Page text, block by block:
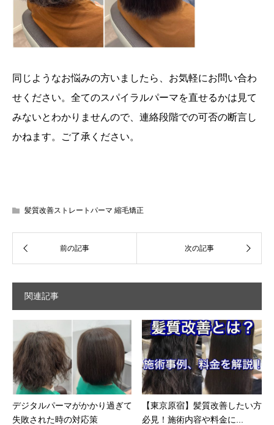
同じようなお悩みの方いましたら、お気軽にお問い合わ
せください。全てのスパイラルパーマを直せるかは見て
みないとわかりませんので、連絡段階での可否の断言し
かねます。ご了承ください。
髪質改善ストレートパーマ 縮毛矯正
関連記事
デジタルパーマがかかり過ぎて
失敗された時の対応策
【東京原宿】髪質改善したい方
必見！施術内容や料金に...